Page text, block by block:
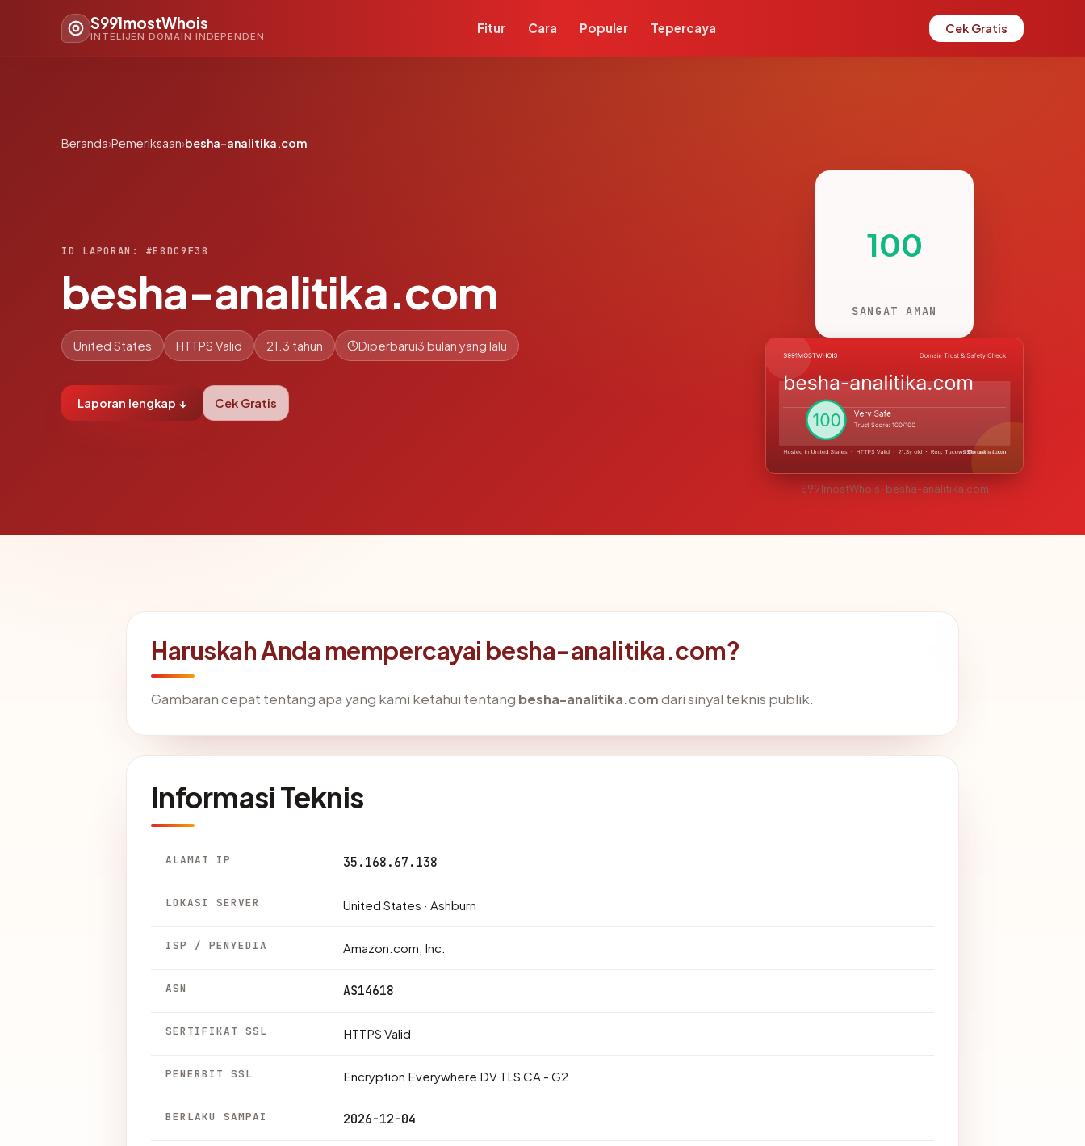
S991mostWhois
INTELIJEN DOMAIN INDEPENDEN
Fitur Cara Populer Tepercaya Cek Gratis
Beranda›Pemeriksaan›besha-analitika.com
ID LAPORAN: #E8DC9F38
besha-analitika.com
United States HTTPS Valid 21.3 tahun Diperbarui3 bulan yang lalu
Laporan lengkap ↓ Cek Gratis
100
SANGAT AMAN
S991mostWhois · besha-analitika.com
Haruskah Anda mempercayai besha-analitika.com?
Gambaran cepat tentang apa yang kami ketahui tentang besha-analitika.comdari sinyal teknis publik.
Informasi Teknis
ALAMAT IP 35.168.67.138
LOKASI SERVER United States · Ashburn
ISP / PENYEDIA Amazon.com, Inc.
ASN AS14618
SERTIFIKAT SSL HTTPS Valid
PENERBIT SSL Encryption Everywhere DV TLS CA - G2
BERLAKU SAMPAI 2026-12-04